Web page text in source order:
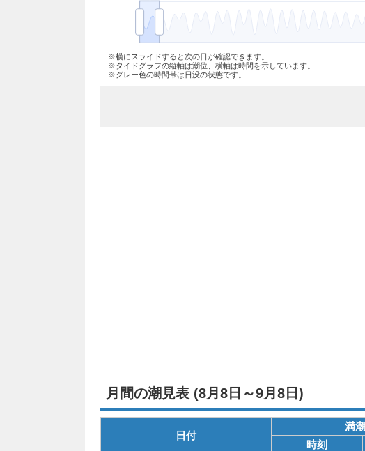
※横にスライドすると次の日が確認できます。
※タイドグラフの縦軸は潮位、横軸は時間を示しています。
※グレー色の時間帯は日没の状態です。
月間の潮見表 (8月8日～9月8日)
日付
満潮
時刻